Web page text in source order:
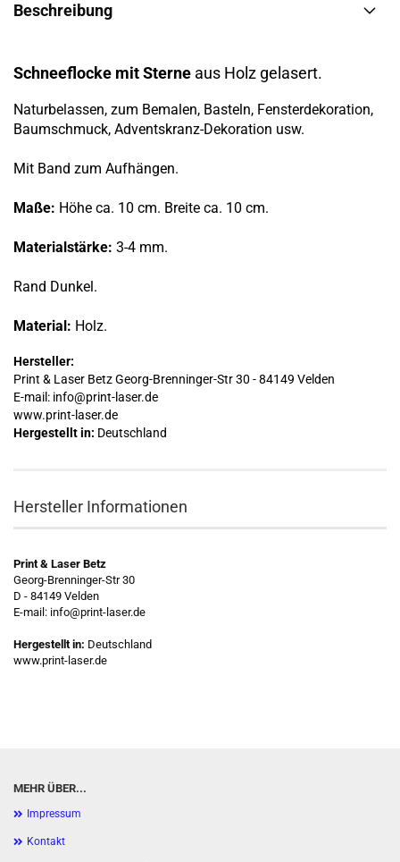
Beschreibung
Schneeflocke mit Sterne aus Holz gelasert.
Naturbelassen, zum Bemalen, Basteln, Fensterdekoration,
Baumschmuck, Adventskranz-Dekoration usw.
Mit Band zum Aufhängen.
Maße: Höhe ca. 10 cm. Breite ca. 10 cm.
Materialstärke: 3-4 mm.
Rand Dunkel.
Material: Holz.
Hersteller:
Print & Laser Betz Georg-Brenninger-Str 30 - 84149 Velden
E-mail: info@print-laser.de
www.print-laser.de
Hergestellt in: Deutschland
Hersteller Informationen
Print & Laser Betz
Georg-Brenninger-Str 30
D - 84149 Velden
E-mail: info@print-laser.de
Hergestellt in: Deutschland
www.print-laser.de
MEHR ÜBER...
Impressum
Kontakt